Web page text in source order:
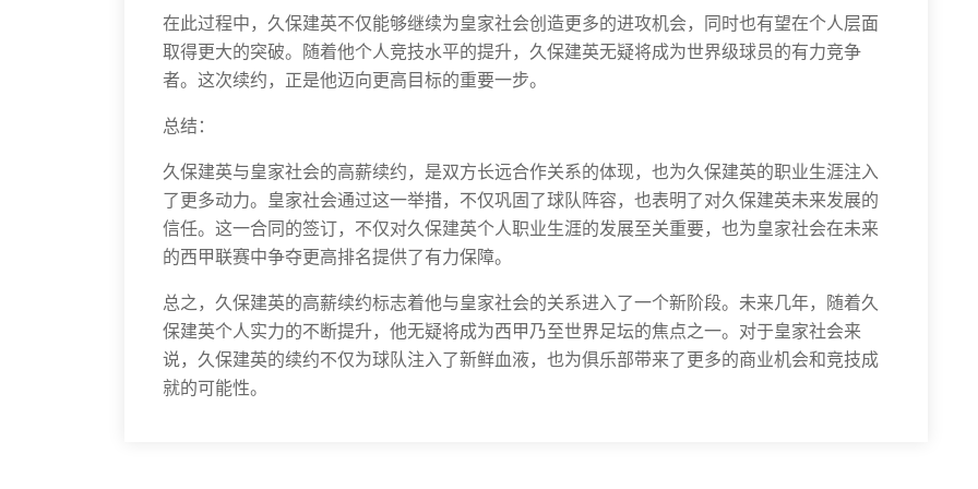
在此过程中，久保建英不仅能够继续为皇家社会创造更多的进攻机会，同时也有望在个人层面
取得更大的突破。随着他个人竞技水平的提升，久保建英无疑将成为世界级球员的有力竞争
者。这次续约，正是他迈向更高目标的重要一步。
总结：
久保建英与皇家社会的高薪续约，是双方长远合作关系的体现，也为久保建英的职业生涯注入
了更多动力。皇家社会通过这一举措，不仅巩固了球队阵容，也表明了对久保建英未来发展的
信任。这一合同的签订，不仅对久保建英个人职业生涯的发展至关重要，也为皇家社会在未来
的西甲联赛中争夺更高排名提供了有力保障。
总之，久保建英的高薪续约标志着他与皇家社会的关系进入了一个新阶段。未来几年，随着久
保建英个人实力的不断提升，他无疑将成为西甲乃至世界足坛的焦点之一。对于皇家社会来
说，久保建英的续约不仅为球队注入了新鲜血液，也为俱乐部带来了更多的商业机会和竞技成
就的可能性。